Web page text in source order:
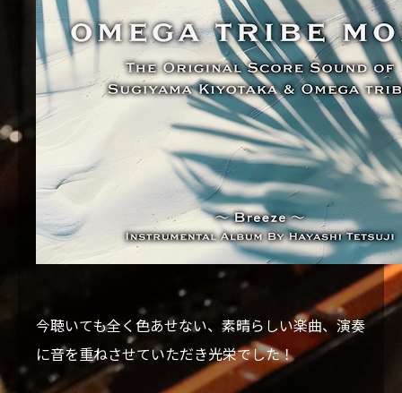
今聴いても全く色あせない、素晴らしい楽曲、演奏
に音を重ねさせていただき光栄でした！